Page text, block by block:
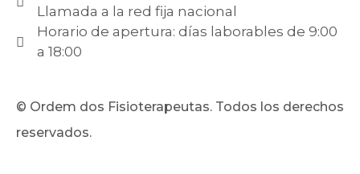
Llamada a la red fija nacional
Horario de apertura: días laborables de 9:00
a 18:00
© Ordem dos Fisioterapeutas. Todos los derechos
reservados.